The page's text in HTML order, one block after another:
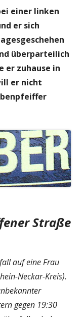
einer linken
er sich
überparteilich
er zuhause in
er nicht
Straße
auf eine Frau
Neckar-Kreis).
gegen 19:30